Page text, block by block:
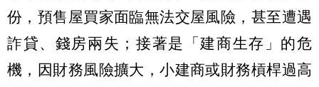
份，預售屋買家面臨無法交屋風險，甚至遭遇
詐貸、錢房兩失；接著是「建商生存」的危
機，因財務風險擴大，小建商或財務槓桿過高